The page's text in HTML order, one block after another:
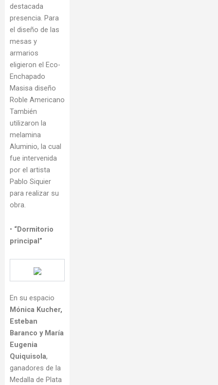
destacada
presencia. Para
el diseño de las
mesas y
armarios
eligieron el Eco-
Enchapado
Masisa diseño
Roble Americano
También
utilizaron la
melamina
Aluminio, la cual
fue intervenida
por el artista
Pablo Siquier
para realizar su
obra.
• “Dormitorio
principal”
En su espacio
Mónica Kucher,
Esteban
Baranco y María
Eugenia
Quiquisola,
ganadores de la
Medalla de Plata